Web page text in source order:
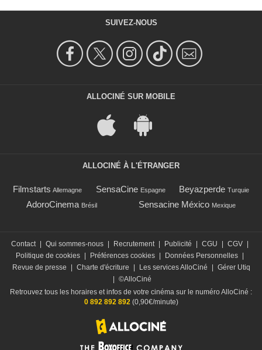
SUIVEZ-NOUS
ALLOCINÉ SUR MOBILE
ALLOCINÉ À L'ÉTRANGER
Filmstarts Allemagne SensaCine Espagne Beyazperde Turquie
AdoroCinema Brésil Sensacine México Mexique
Contact Qui sommes-nous Recrutement Publicité CGU CGV
Politique de cookies
Préférences cookies Données Personnelles
Revue de presse
Charte d'écriture Les services AlloCiné
Gérer Utiq
©AlloCiné
Retrouvez tous les horaires et infos de votre cinéma sur le numéro AlloCiné :
0 892 892 892(0,90€/minute)